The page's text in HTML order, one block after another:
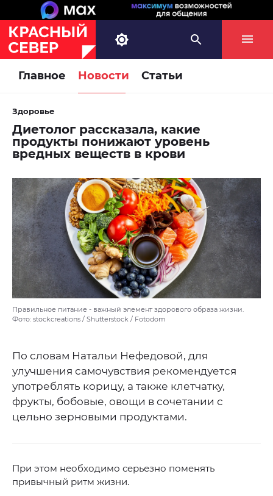
Главное Новости Статьи
Здоровье
Диетолог рассказала, какие
продукты понижают уровень
вредных веществ в крови
Правильное питание - важный элемент здорового образа жизни.
Фото: stockcreations / Shutterstock / Fotodom
По словам Натальи Нефедовой, для
улучшения самочувствия рекомендуется
употреблять корицу, а также клетчатку,
фрукты, бобовые, овощи в сочетании с
цельно зерновыми продуктами.
При этом необходимо серьезно поменять
привычный ритм жизни.